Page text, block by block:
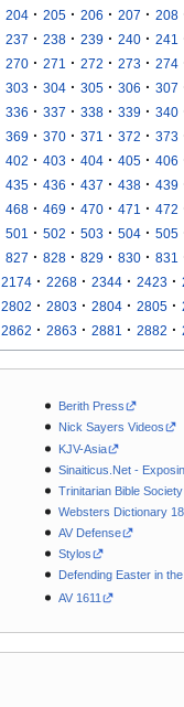
204 · 205 · 206 · 207 · 208
237 · 238 · 239 · 240 · 241
270 · 271 · 272 · 273 · 274
303 · 304 · 305 · 306 · 307
336 · 337 · 338 · 339 · 340
369 · 370 · 371 · 372 · 373
402 · 403 · 404 · 405 · 406
435 · 436 · 437 · 438 · 439
468 · 469 · 470 · 471 · 472
501 · 502 · 503 · 504 · 505
827 · 828 · 829 · 830 · 831
2174 · 2268 · 2344 · 2423 ·
2802 · 2803 · 2804 · 2805 ·
2862 · 2863 · 2881 · 2882 ·
Berith Press
Nick Sayers Videos
KJV-Asia
Sinaiticus.Net -
Trinitarian Bible Society
Websters Dictionary
AV Defense
Stylos
Defending Easter in
AV 1611